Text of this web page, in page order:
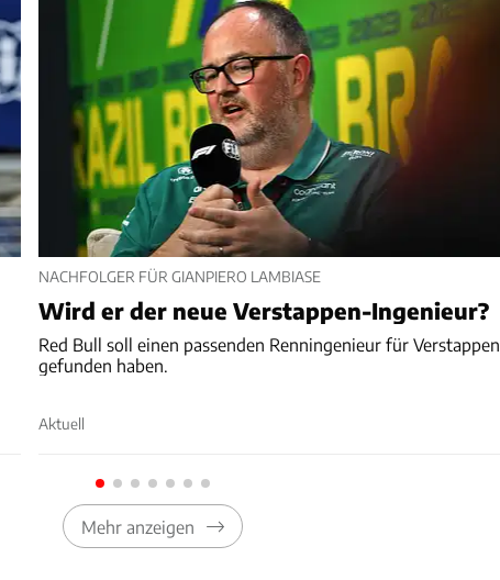
NACHFOLGER FÜR GIANPIERO LAMBIASE
Wird er der neue Verstappen-Ingenieur?
Red Bull soll einen passenden Renningenieur für Verstappen
gefunden haben.
Aktuell
Mehr anzeigen